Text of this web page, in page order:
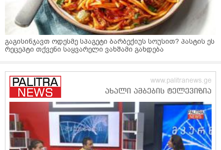
გაგისინჯავთ ოდესმე სპაგეტი ბარბექიუს სოუსით? პასტის ეს
რეცეპტი თქვენი საყვარელი ვახშამი გახდება